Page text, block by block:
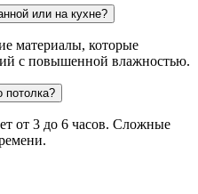
или на кухне?
материалы, которые
с повышенной влажностью.
потолка?
от 3 до 6 часов. Сложные